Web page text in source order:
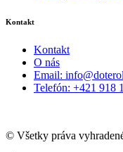
Kontakt
Kontakt
O nás
Email:
Telefón: +421 918
© Všetky práva